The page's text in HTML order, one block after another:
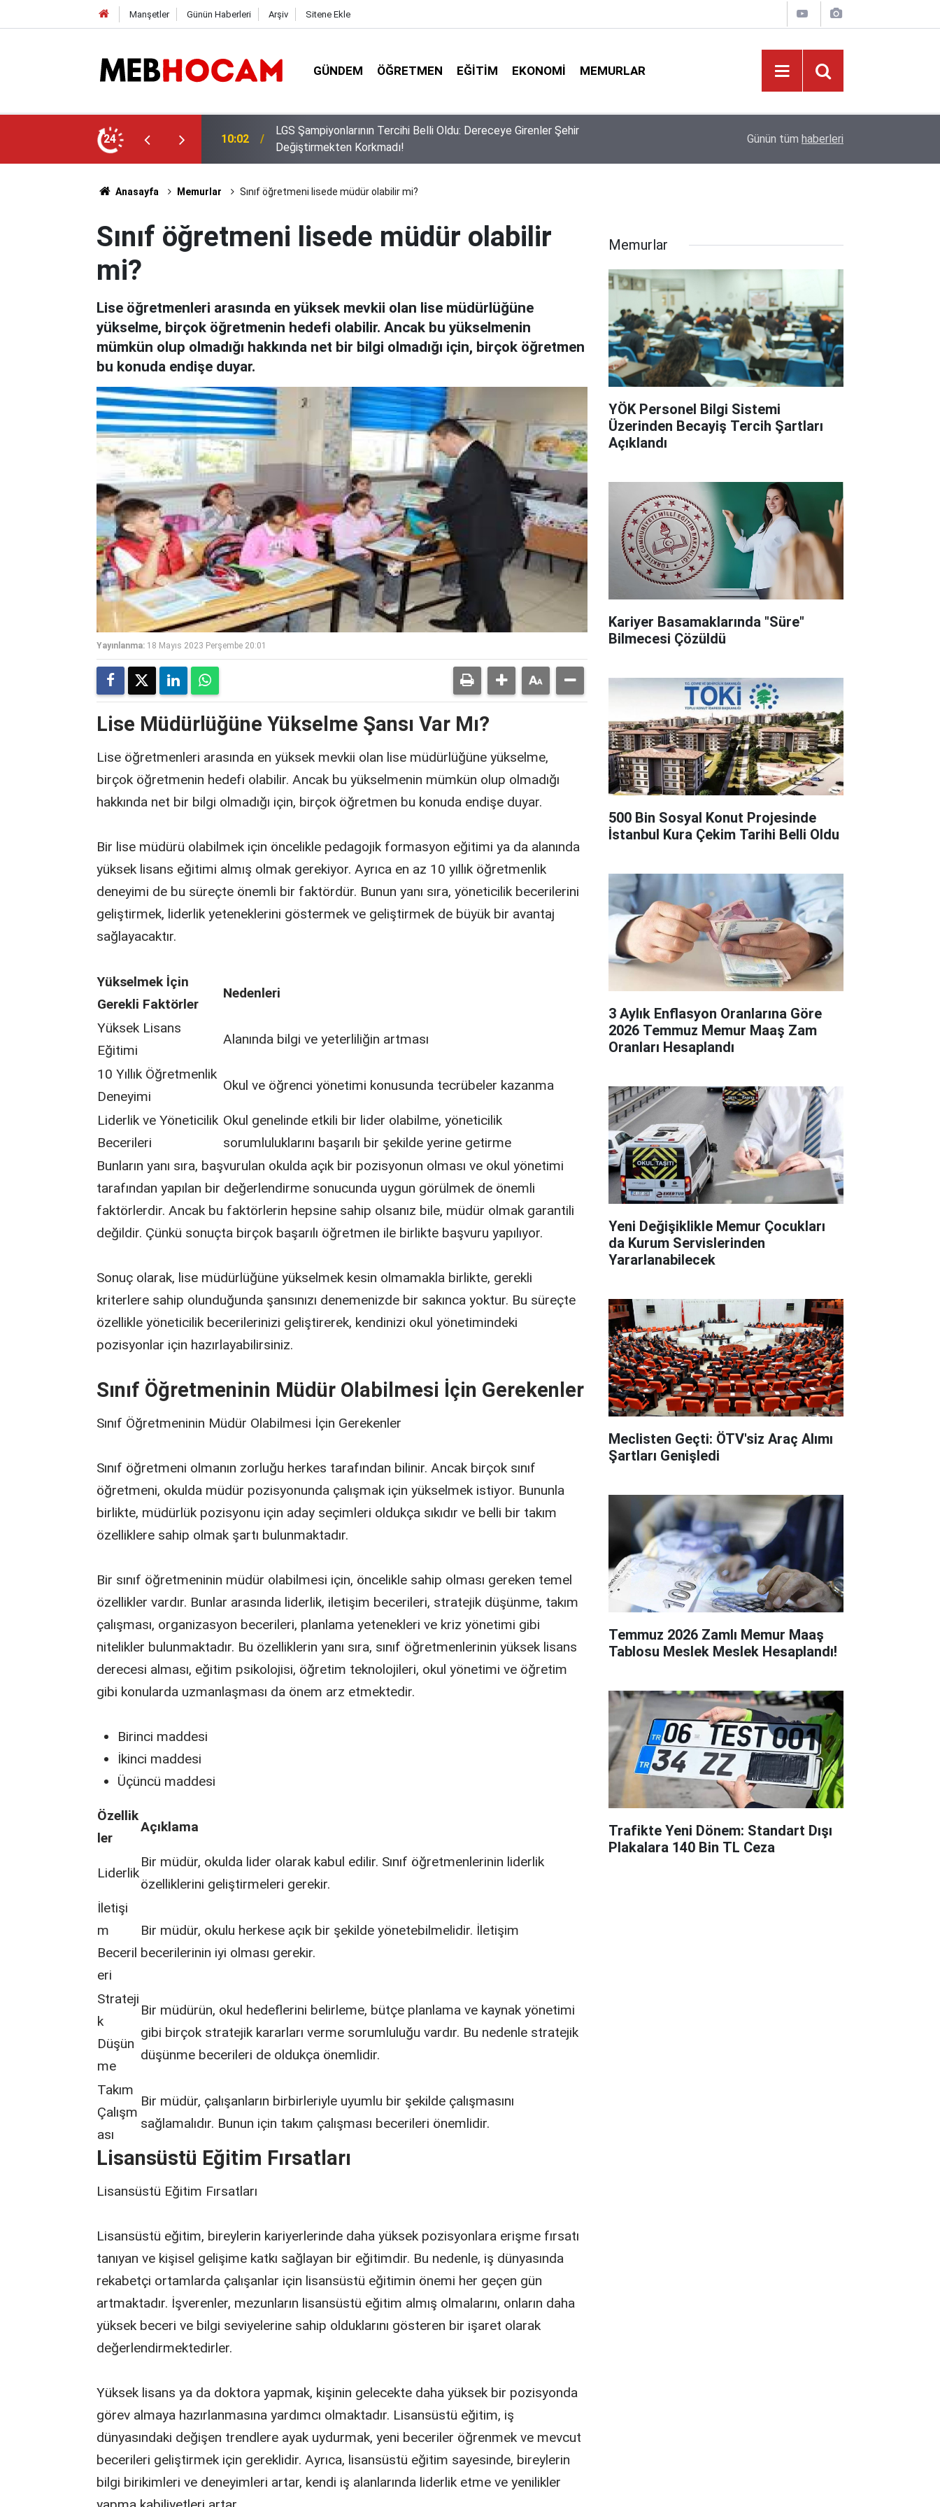
Manşetler Günün Haberleri Arşiv Sitene Ekle
GÜNDEM ÖĞRETMEN EĞITIM EKONOMI MEMURLAR
24
Dereceye Girenler Şehir
09:02 Bakan Yusuf Tekin Başkanlığında Şırnak’ta 81 İl Müdürüyle Eğitim Zirvesi
Payı Anadolu Liselerinin
Günün tüm haberleri
Anasayfa Memurlar Sınıf öğretmeni lisede müdür olabilir mi?
Sınıf öğretmeni lisede müdür olabilir
mi?
Lise öğretmenleri arasında en yüksek mevkii olan lise müdürlüğüne
yükselme, birçok öğretmenin hedefi olabilir. Ancak bu yükselmenin
mümkün olup olmadığı hakkında net bir bilgi olmadığı için, birçok öğretmen
bu konuda endişe duyar.
Yayınlanma: 18 Mayıs 2023 Perşembe 20:01
Lise Müdürlüğüne Yükselme Şansı Var Mı?
Lise öğretmenleri arasında en yüksek mevkii olan lise müdürlüğüne yükselme,
birçok öğretmenin hedefi olabilir. Ancak bu yükselmenin mümkün olup olmadığı
hakkında net bir bilgi olmadığı için, birçok öğretmen bu konuda endişe duyar.
Bir lise müdürü olabilmek için öncelikle pedagojik formasyon eğitimi ya da alanında
yüksek lisans eğitimi almış olmak gerekiyor. Ayrıca en az 10 yıllık öğretmenlik
deneyimi de bu süreçte önemli bir faktördür. Bunun yanı sıra, yöneticilik becerilerini
geliştirmek, liderlik yeteneklerini göstermek ve geliştirmek de büyük bir avantaj
sağlayacaktır.
Yükselmek İçin
Gerekli Faktörler
Nedenleri
Yüksek Lisans
Eğitimi
Alanında bilgi ve yeterliliğin artması
10 Yıllık Öğretmenlik
Deneyimi
Okul ve öğrenci yönetimi konusunda tecrübeler kazanma
Liderlik ve Yöneticilik
Becerileri
Okul genelinde etkili bir lider olabilme, yöneticilik
sorumluluklarını başarılı bir şekilde yerine getirme
Bunların yanı sıra, başvurulan okulda açık bir pozisyonun olması ve okul yönetimi
tarafından yapılan bir değerlendirme sonucunda uygun görülmek de önemli
faktörlerdir. Ancak bu faktörlerin hepsine sahip olsanız bile, müdür olmak garantili
değildir. Çünkü sonuçta birçok başarılı öğretmen ile birlikte başvuru yapılıyor.
Sonuç olarak, lise müdürlüğüne yükselmek kesin olmamakla birlikte, gerekli
kriterlere sahip olunduğunda şansınızı denemenizde bir sakınca yoktur. Bu süreçte
özellikle yöneticilik becerilerinizi geliştirerek, kendinizi okul yönetimindeki
pozisyonlar için hazırlayabilirsiniz.
Sınıf Öğretmeninin Müdür Olabilmesi İçin Gerekenler
Sınıf Öğretmeninin Müdür Olabilmesi İçin Gerekenler
Sınıf öğretmeni olmanın zorluğu herkes tarafından bilinir. Ancak birçok sınıf
öğretmeni, okulda müdür pozisyonunda çalışmak için yükselmek istiyor. Bununla
birlikte, müdürlük pozisyonu için aday seçimleri oldukça sıkıdır ve belli bir takım
özelliklere sahip olmak şartı bulunmaktadır.
Bir sınıf öğretmeninin müdür olabilmesi için, öncelikle sahip olması gereken temel
özellikler vardır. Bunlar arasında liderlik, iletişim becerileri, stratejik düşünme, takım
çalışması, organizasyon becerileri, planlama yetenekleri ve kriz yönetimi gibi
nitelikler bulunmaktadır. Bu özelliklerin yanı sıra, sınıf öğretmenlerinin yüksek lisans
derecesi alması, eğitim psikolojisi, öğretim teknolojileri, okul yönetimi ve öğretim
gibi konularda uzmanlaşması da önem arz etmektedir.
Birinci maddesi
İkinci maddesi
Üçüncü maddesi
Özellik
ler
Açıklama
Liderlik
Bir müdür, okulda lider olarak kabul edilir. Sınıf öğretmenlerinin liderlik
özelliklerini geliştirmeleri gerekir.
İletişi
m
Beceril
eri
Bir müdür, okulu herkese açık bir şekilde yönetebilmelidir. İletişim
becerilerinin iyi olması gerekir.
Strateji
k
Düşün
me
Bir müdürün, okul hedeflerini belirleme, bütçe planlama ve kaynak yönetimi
gibi birçok stratejik kararları verme sorumluluğu vardır. Bu nedenle stratejik
düşünme becerileri de oldukça önemlidir.
Takım
Çalışm
ası
Bir müdür, çalışanların birbirleriyle uyumlu bir şekilde çalışmasını
sağlamalıdır. Bunun için takım çalışması becerileri önemlidir.
Lisansüstü Eğitim Fırsatları
Lisansüstü Eğitim Fırsatları
Lisansüstü eğitim, bireylerin kariyerlerinde daha yüksek pozisyonlara erişme fırsatı
tanıyan ve kişisel gelişime katkı sağlayan bir eğitimdir. Bu nedenle, iş dünyasında
rekabetçi ortamlarda çalışanlar için lisansüstü eğitimin önemi her geçen gün
artmaktadır. İşverenler, mezunların lisansüstü eğitim almış olmalarını, onların daha
yüksek beceri ve bilgi seviyelerine sahip olduklarını gösteren bir işaret olarak
değerlendirmektedirler.
Yüksek lisans ya da doktora yapmak, kişinin gelecekte daha yüksek bir pozisyonda
görev almaya hazırlanmasına yardımcı olmaktadır. Lisansüstü eğitim, iş
dünyasındaki değişen trendlere ayak uydurmak, yeni beceriler öğrenmek ve mevcut
becerileri geliştirmek için gereklidir. Ayrıca, lisansüstü eğitim sayesinde, bireylerin
bilgi birikimleri ve deneyimleri artar, kendi iş alanlarında liderlik etme ve yenilikler
Memurlar
YÖK Personel Bilgi Sistemi
Üzerinden Becayiş Tercih Şartları
Açıklandı
Kariyer Basamaklarında "Süre"
Bilmecesi Çözüldü
500 Bin Sosyal Konut Projesinde
İstanbul Kura Çekim Tarihi Belli Oldu
3 Aylık Enflasyon Oranlarına Göre
2026 Temmuz Memur Maaş Zam
Oranları Hesaplandı
Yeni Değişiklikle Memur Çocukları
da Kurum Servislerinden
Yararlanabilecek
Meclisten Geçti: ÖTV'siz Araç Alımı
Şartları Genişledi
Temmuz 2026 Zamlı Memur Maaş
Tablosu Meslek Meslek Hesaplandı!
Trafikte Yeni Dönem: Standart Dışı
Plakalara 140 Bin TL Ceza